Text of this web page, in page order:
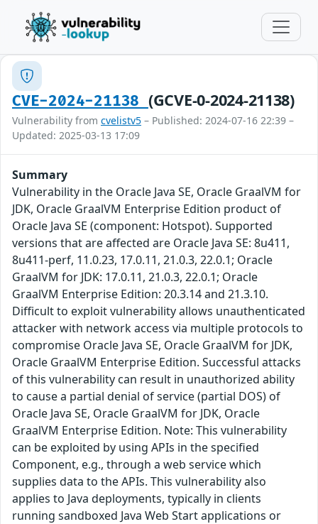
CVE-2024-21138 (GCVE-0-2024-21138)
Vulnerability from cvelistv5 – Published: 2024-07-16 22:39 –
Updated: 2025-03-13 17:09
Summary
Vulnerability in the Oracle Java SE, Oracle GraalVM for
JDK, Oracle GraalVM Enterprise Edition product of
Oracle Java SE (component: Hotspot). Supported
versions that are affected are Oracle Java SE: 8u411,
8u411-perf, 11.0.23, 17.0.11, 21.0.3, 22.0.1; Oracle
GraalVM for JDK: 17.0.11, 21.0.3, 22.0.1; Oracle
GraalVM Enterprise Edition: 20.3.14 and 21.3.10.
Difficult to exploit vulnerability allows unauthenticated
attacker with network access via multiple protocols to
compromise Oracle Java SE, Oracle GraalVM for JDK,
Oracle GraalVM Enterprise Edition. Successful attacks
of this vulnerability can result in unauthorized ability
to cause a partial denial of service (partial DOS) of
Oracle Java SE, Oracle GraalVM for JDK, Oracle
GraalVM Enterprise Edition. Note: This vulnerability
can be exploited by using APIs in the specified
Component, e.g., through a web service which
supplies data to the APIs. This vulnerability also
applies to Java deployments, typically in clients
running sandboxed Java Web Start applications or